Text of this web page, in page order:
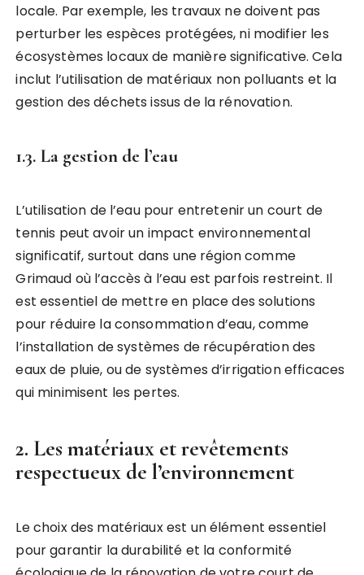
locale. Par exemple, les travaux ne doivent pas
perturber les espèces protégées, ni modifier les
écosystèmes locaux de manière significative. Cela
inclut l’utilisation de matériaux non polluants et la
gestion des déchets issus de la rénovation.
1.3. La gestion de l’eau
L’utilisation de l’eau pour entretenir un court de
tennis peut avoir un impact environnemental
significatif, surtout dans une région comme
Grimaud où l’accès à l’eau est parfois restreint. Il
est essentiel de mettre en place des solutions
pour réduire la consommation d’eau, comme
l’installation de systèmes de récupération des
eaux de pluie, ou de systèmes d’irrigation efficaces
qui minimisent les pertes.
2. Les matériaux et revêtements
respectueux de l’environnement
Le choix des matériaux est un élément essentiel
pour garantir la durabilité et la conformité